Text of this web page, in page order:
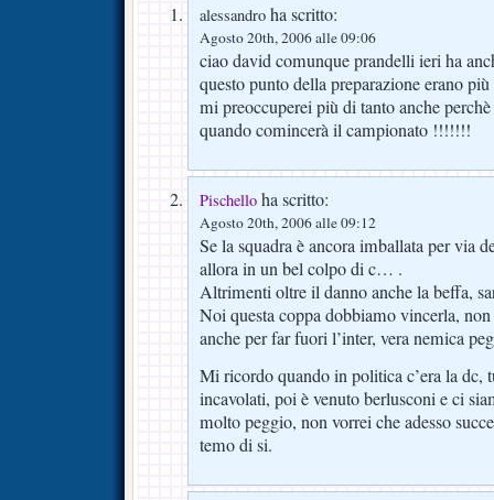
alessandro ha scritto:
Agosto 20th, 2006 alle 09:06
ciao david comunque prandelli ieri ha
questo punto della preparazione erano
mi preoccuperei più di tanto anche
quando comincerà il campionato !!!!!!!
Pischello ha scritto:
Agosto 20th, 2006 alle 09:12
Se la squadra è ancora imballata per via
allora in un bel colpo di c… .
Altrimenti oltre il danno anche la beffa,
Noi questa coppa dobbiamo vincerla,
anche per far fuori l’inter, vera nemica
Mi ricordo quando in politica c’era la dc,
incavolati, poi è venuto berlusconi e ci
molto peggio, non vorrei che adesso
temo di si.